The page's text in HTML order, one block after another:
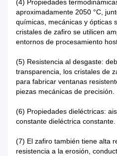
(4) Propiedades
aproximadamente 2050 °C,
químicas, mecánicas y ópticas
cristales de zafiro se utilicen
entornos de procesamiento
(5) Resistencia al desgaste:
transparencia, los cristales de
para fabricar ventanas
piezas mecánicas de precisión.
(6) Propiedades dieléctricas:
constante dieléctrica constante.
(7) El zafiro también tiene alta
resistencia a la erosión,